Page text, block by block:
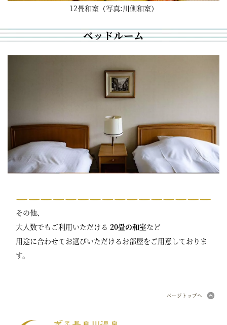
12畳和室（写真:川側和室）
ベッドルーム
その他、
大人数でもご利用いただける20畳の和室など
用途に合わせてお選びいただけるお部屋をご用意しておりま
す。
ページトップへ